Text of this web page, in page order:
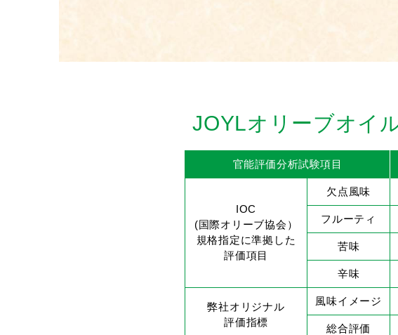
JOYLオリーブオイ
官能評価分析試験項目
IOC
(国際オリーブ協会）
規格指定に準拠した
評価項目
欠点風味
フルーティ
苦味
辛味
弊社オリジナル
評価指標
風味イメージ
総合評価